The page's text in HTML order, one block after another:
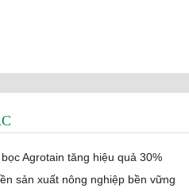
Agrotain tăng hiệu quả 30%
sản xuất nông nghiệp bền vững